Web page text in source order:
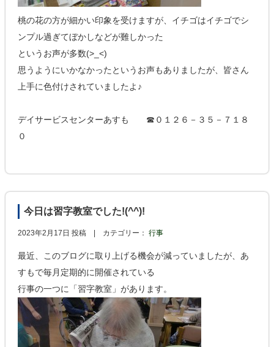
桃の花の方が細かい印象を受けますが、イチゴはイチゴでシ
ンプル過ぎてぼかしなどが難しかった
というお声が多数(>_<)
思うようにいかなかったというお声もありましたが、皆さん
上手に色付けされていましたよ♪
デイサービスセンターあすも ☎０１２６－３５－７１８
０
今日は習字教室でした!(^^)!
2023年2月17日 投稿 | カテゴリー：行事
最近、このブログに取り上げる機会が減っていましたが、あ
すもで毎月定期的に開催されている
行事の一つに「習字教室」があります。